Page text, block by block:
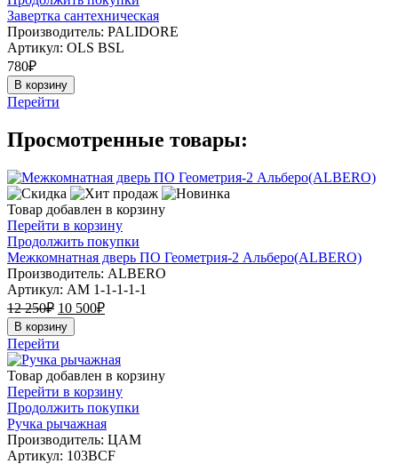
Завертка сантехническая
Производитель: PALIDORE
Артикул: OLS BSL
780₽
В корзину
Перейти
Просмотренные товары:
Товар добавлен в корзину
Перейти в корзину
Продолжить покупки
Межкомнатная дверь ПО Геометрия-2 Альберо(ALBERO)
Производитель: ALBERO
Артикул: АМ 1-1-1-1-1
12 250₽ 10 500₽
В корзину
Перейти
Товар добавлен в корзину
Перейти в корзину
Продолжить покупки
Ручка рычажная
Производитель: ЦАМ
Артикул: 103ВСF